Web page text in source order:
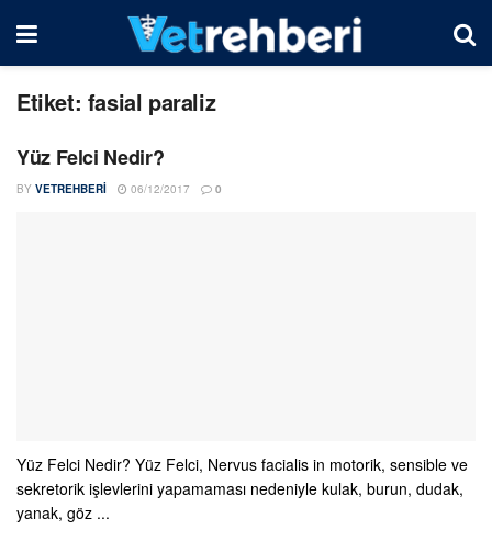
Etiket: fasial paraliz
Yüz Felci Nedir?
BY VETREHBERI 06/12/2017 0
Yüz Felci Nedir? Yüz Felci, Nervus facialis in motorik, sensible ve
sekretorik işlevlerini yapamaması nedeniyle kulak, burun, dudak,
yanak, göz ...